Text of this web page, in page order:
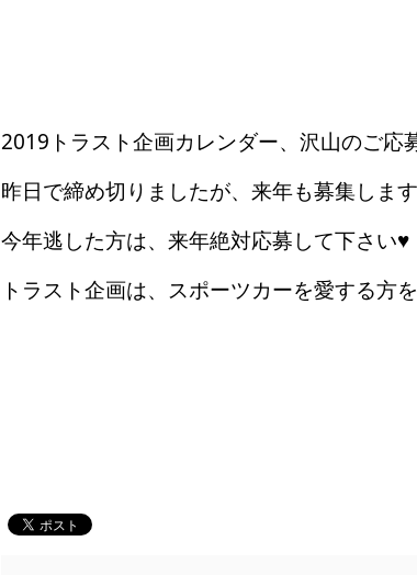
2019トラスト企画カレンダー、沢山のご応
昨日で締め切りましたが、来年も募集しま
今年逃した方は、来年絶対応募して下さい♥
トラスト企画は、スポーツカーを愛する方